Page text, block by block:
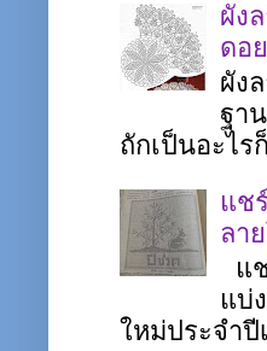
ผัง
ดอ
ผัง
ฐา
ถักเป็นอะไ
แช
ลา
แ
แบ่
ใหม่ประจำ